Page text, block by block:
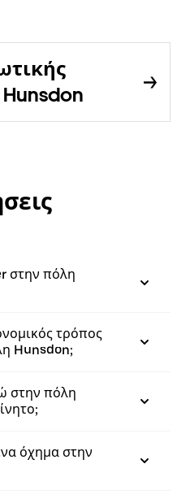
στην πόλη
τρόπος
Hunsdon;
στην πόλη
όχημα στην